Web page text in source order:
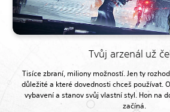
Tvůj arzenál už
Tisíce zbraní, miliony možností. Jen ty
důležité a které dovednosti chceš používat.
vybavení a stanov svůj vlastní styl. Hon na
začíná.